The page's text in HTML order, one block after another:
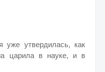
утвердилась, как
царила в науке, и в